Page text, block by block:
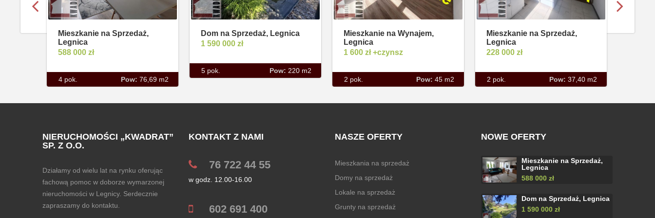
Mieszkanie na Sprzedaż,
Legnica
588 000 zł
4 pok. Pow: 76,69 m2
Dom na Sprzedaż, Legnica
1 590 000 zł
5 pok. Pow: 220 m2
Mieszkanie na Wynajem,
Legnica
1 600 zł +czynsz
2 pok. Pow: 45 m2
Mieszkanie na Sprzedaż,
Legnica
228 000 zł
2 pok. Pow: 37,40 m2
NIERUCHOMOŚCI „KWADRAT”
SP. Z O.O.
Działamy od wielu lat na rynku oferując
fachową pomoc w doborze wymarzonej
nieruchomości w Legnicy. Serdecznie
zapraszamy do kontaktu.
KONTAKT Z NAMI
76 722 44 55
w godz. 12.00-16.00
602 691 400
NASZE OFERTY
Mieszkania na sprzedaż
Domy na sprzedaż
Lokale na sprzedaż
Grunty na sprzedaż
NOWE OFERTY
Mieszkanie na Sprzedaż,
Legnica
588 000 zł
Dom na Sprzedaż, Legnica
1 590 000 zł